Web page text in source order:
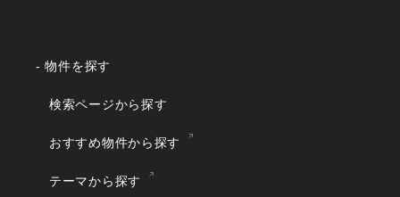
- 物件を探す
検索ページから探す
おすすめ物件から探す
テーマから探す